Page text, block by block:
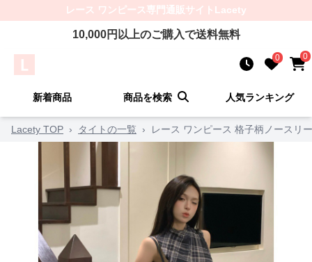
レース ワンピース専門通販サイト Lacety
10,000円以上のご購入で送料無料
0 0
新着商品 商品を検索 人気ランキング
Lacety TOP › タイトの一覧 › レース ワンピース 格子柄ノースリ